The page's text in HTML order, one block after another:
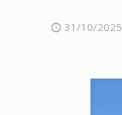
31/10/2025